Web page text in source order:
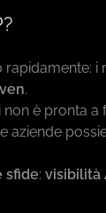
.
è pronta a
aziende
sfide: visibilità